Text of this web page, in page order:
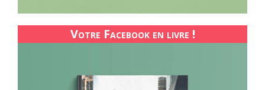
Votre Facebook en livre !